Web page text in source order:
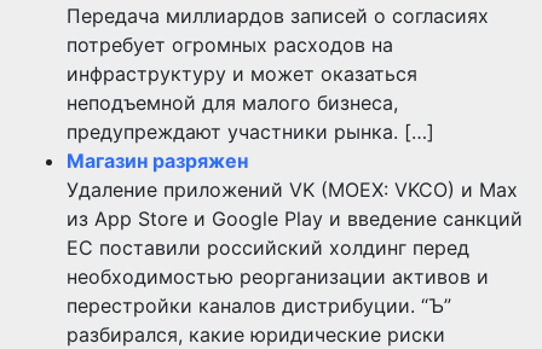
Передача миллиардов записей о согласиях
потребует огромных расходов на
инфраструктуру и может оказаться
неподъемной для малого бизнеса,
предупреждают участники рынка. […]
Магазин разряжен
Удаление приложений VK (MOEX: VKCO) и Max
из App Store и Google Play и введение санкций
ЕС поставили российский холдинг перед
необходимостью реорганизации активов и
перестройки каналов дистрибуции. “Ъ”
разбирался, какие юридические риски